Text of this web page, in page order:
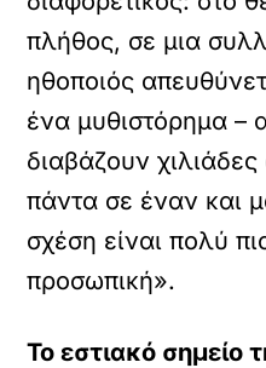
πλήθος, σε μια
ηθοποιός
ένα μυθιστόρημα –
διαβάζουν
πάντα σε έναν και
σχέση είναι πολύ
προσωπική».
Το εστιακό σημείο